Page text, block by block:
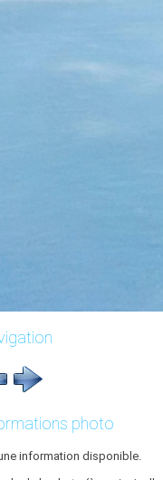
photo
information disponible.